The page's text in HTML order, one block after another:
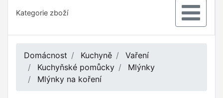
Kategorie zboží
Domácnost Kuchyně
Vaření
Kuchyňské pomůcky
Mlýnky
Mlýnky na koření